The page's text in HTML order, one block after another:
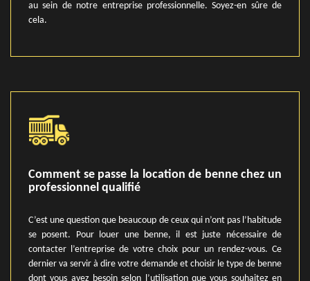
au sein de notre entreprise professionnelle. Soyez-en sûre de
cela.
Comment se passe la location de benne chez un
professionnel qualifié
C’est une question que beaucoup de ceux qui n’ont pas l’habitude
se posent. Pour louer une benne, il est juste nécessaire de
contacter l’entreprise de votre choix pour un rendez-vous. Ce
dernier va servir à dire votre demande et choisir le type de benne
dont vous avez besoin selon l’utilisation que vous souhaitez en